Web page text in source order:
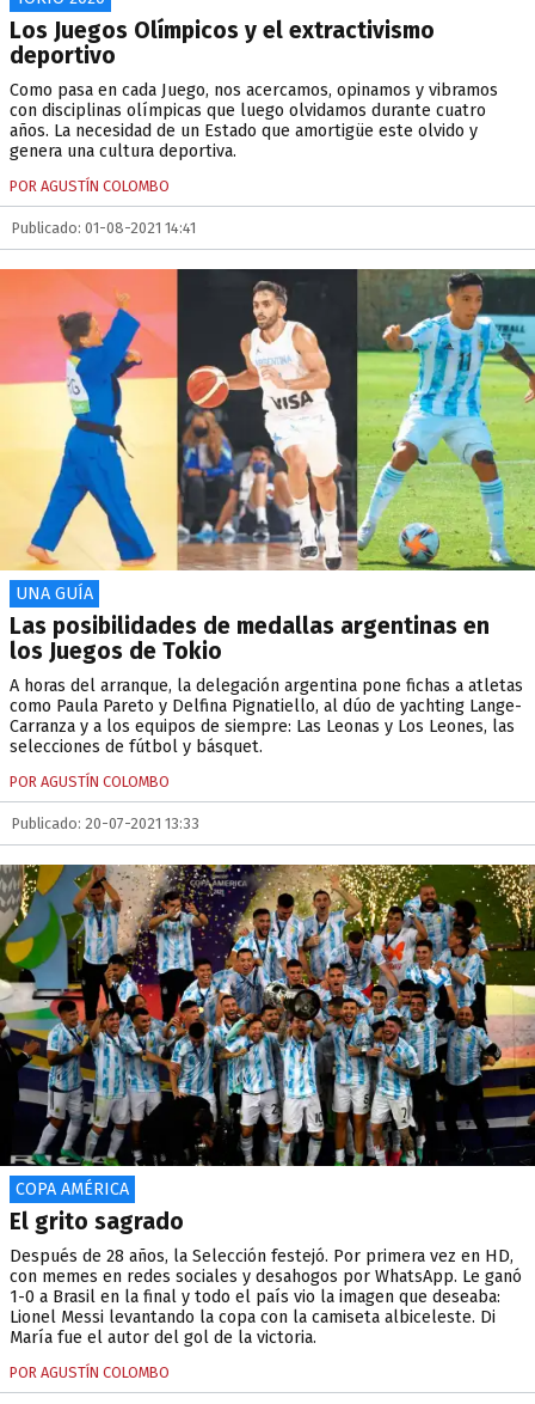
Los Juegos Olímpicos y el extractivismo
deportivo
Como pasa en cada Juego, nos acercamos, opinamos y vibramos
con disciplinas olímpicas que luego olvidamos durante cuatro
años. La necesidad de un Estado que amortigüe este olvido y
genera una cultura deportiva.
POR AGUSTÍN COLOMBO
Publicado: 01-08-2021 14:41
UNA GUÍA
Las posibilidades de medallas argentinas en
los Juegos de Tokio
A horas del arranque, la delegación argentina pone fichas a atletas
como Paula Pareto y Delfina Pignatiello, al dúo de yachting Lange-
Carranza y a los equipos de siempre: Las Leonas y Los Leones, las
selecciones de fútbol y básquet.
POR AGUSTÍN COLOMBO
Publicado: 20-07-2021 13:33
COPA AMÉRICA
El grito sagrado
Después de 28 años, la Selección festejó. Por primera vez en HD,
con memes en redes sociales y desahogos por WhatsApp. Le ganó
1-0 a Brasil en la final y todo el país vio la imagen que deseaba:
Lionel Messi levantando la copa con la camiseta albiceleste. Di
María fue el autor del gol de la victoria.
POR AGUSTÍN COLOMBO